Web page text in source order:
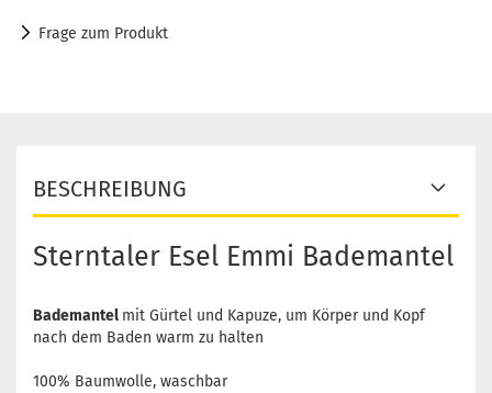
Frage zum Produkt
BESCHREIBUNG
Sterntaler Esel Emmi Bademantel
Bademantel mit Gürtel und Kapuze, um Körper und Kopf
nach dem Baden warm zu halten
100% Baumwolle, waschbar